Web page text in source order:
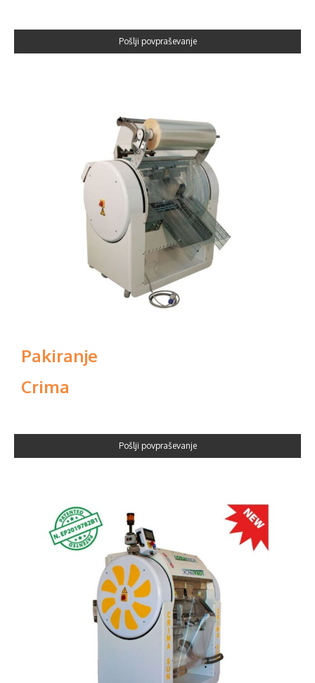
Pošlji povpraševanje
Pakiranje
Crima
Pošlji povpraševanje